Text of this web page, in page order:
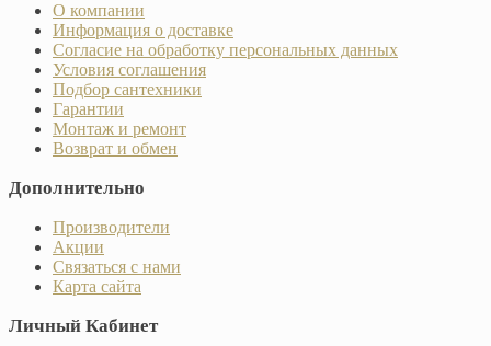
О компании
Информация о доставке
Согласие на обработку персональных данных
Условия соглашения
Подбор сантехники
Гарантии
Монтаж и ремонт
Возврат и обмен
Дополнительно
Производители
Акции
Связаться с нами
Карта сайта
Личный Кабинет